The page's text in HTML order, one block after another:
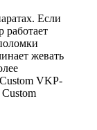
Если
работает
жевать
VKP-